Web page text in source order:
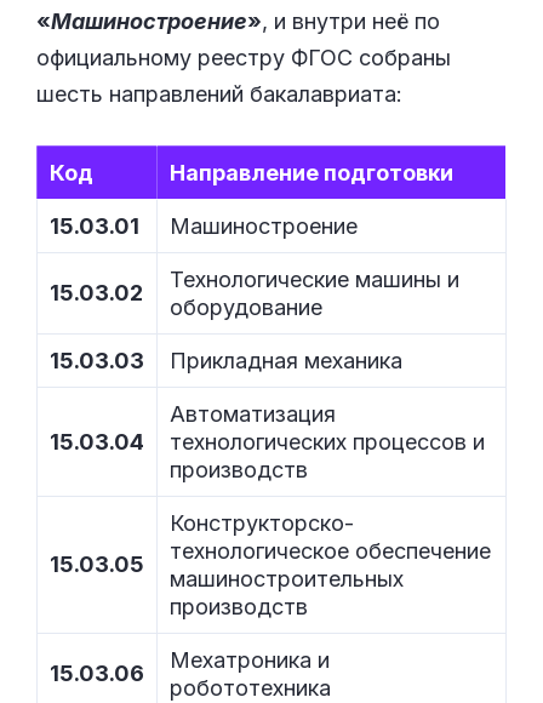
«Машиностроение», и внутри неё по
официальному реестру ФГОС собраны
шесть направлений бакалавриата:
Код Направление подготовки
15.03.01 Машиностроение
15.03.02
Технологические машины и
оборудование
15.03.03 Прикладная механика
15.03.04
Автоматизация
технологических процессов и
производств
15.03.05
Конструкторско-
технологическое обеспечение
машиностроительных
производств
15.03.06
Мехатроника и
робототехника